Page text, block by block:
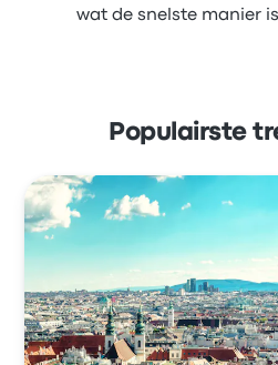
wat de snelste manier
Populairste